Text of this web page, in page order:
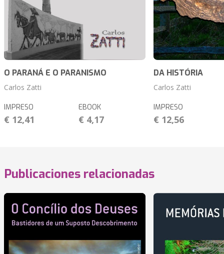
O PARANÁ E O PARANISMO
Carlos Zatti
IMPRESO
€ 12,41
EBOOK
€ 4,17
DA HISTÓRIA
Carlos Zatti
IMPRESO
€ 12,56
Publicaciones relacionadas